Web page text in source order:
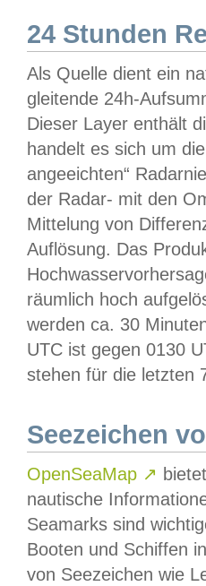
24 Stunden
Als Quelle dient ein
gleitende 24h-
Dieser Layer enthält
handelt es sich um
angeeichten“
der Radar- mit den
Mittelung von
Auflösung. Das
räumlich hoch
werden ca. 30
UTC ist gegen 0130
stehen für die letzten
Seezeichen
OpenSeaMap ↗
nautische
Seamarks sind
Booten und Schiffen
von Seezeichen wie